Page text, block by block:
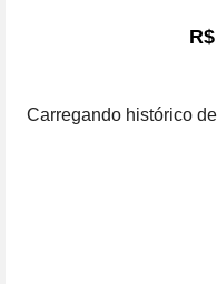
Carregando histórico